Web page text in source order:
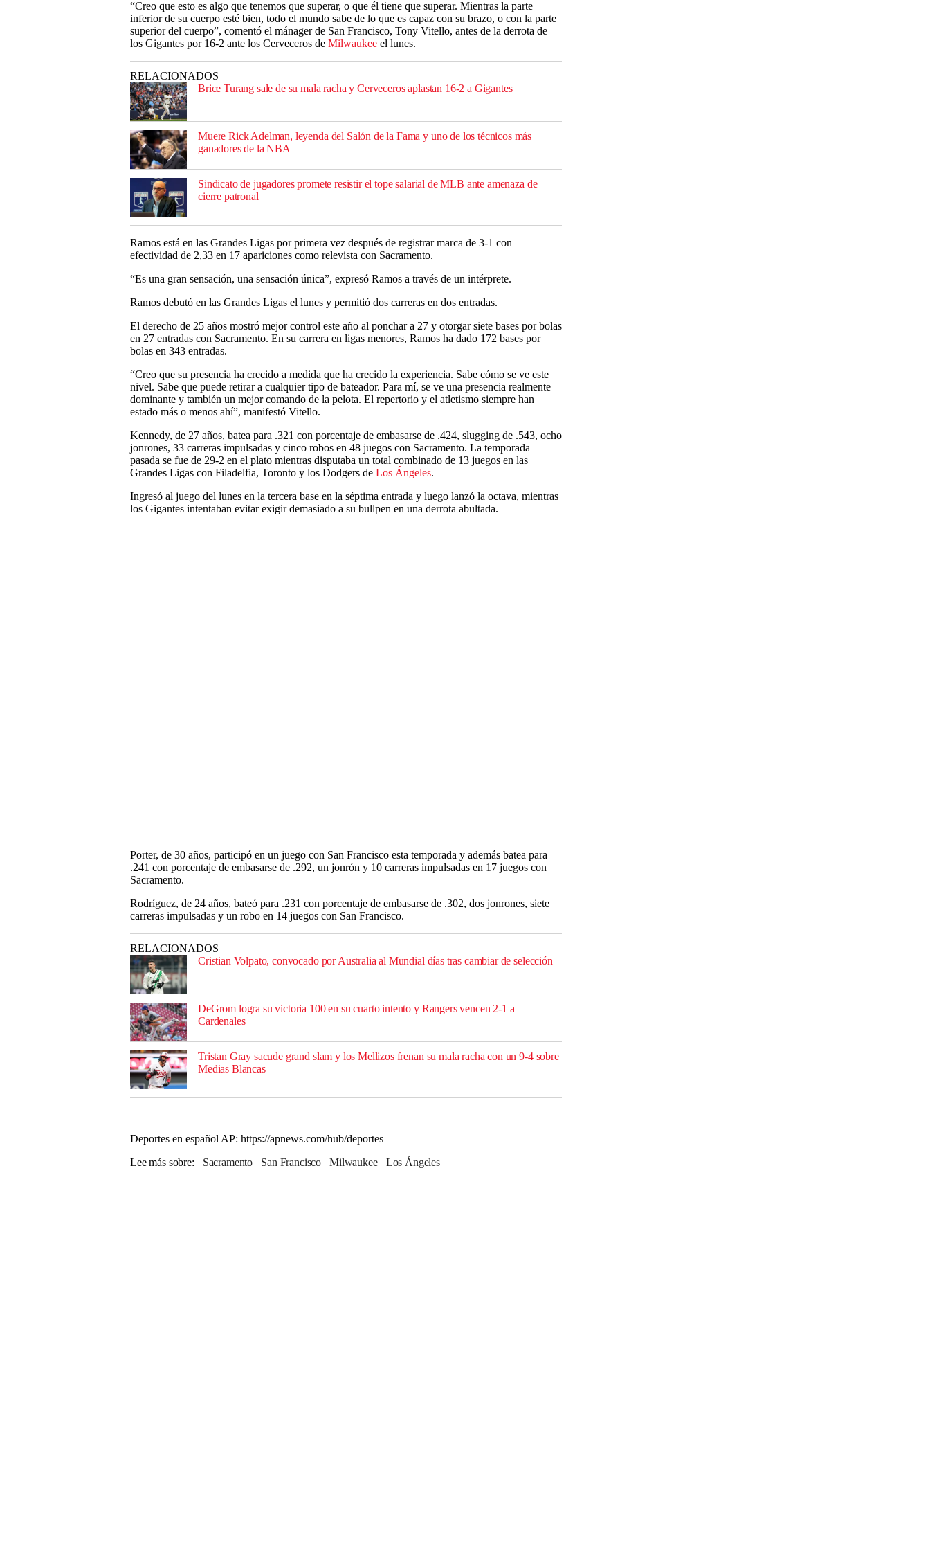
“Creo que esto es algo que tenemos que superar, o que él tiene que superar. Mientras la parte
inferior de su cuerpo esté bien, todo el mundo sabe de lo que es capaz con su brazo, o con la parte
superior del cuerpo”, comentó el mánager de San Francisco, Tony Vitello, antes de la derrota de
los Gigantes por 16-2 ante los Cerveceros de Milwaukee el lunes.
RELACIONADOS
Brice Turang sale de su mala racha y Cerveceros aplastan 16-2 a Gigantes
Muere Rick Adelman, leyenda del Salón de la Fama y uno de los técnicos más
ganadores de la NBA
Sindicato de jugadores promete resistir el tope salarial de MLB ante amenaza de
cierre patronal
Ramos está en las Grandes Ligas por primera vez después de registrar marca de 3-1 con
efectividad de 2,33 en 17 apariciones como relevista con Sacramento.
“Es una gran sensación, una sensación única”, expresó Ramos a través de un intérprete.
Ramos debutó en las Grandes Ligas el lunes y permitió dos carreras en dos entradas.
El derecho de 25 años mostró mejor control este año al ponchar a 27 y otorgar siete bases por bolas
en 27 entradas con Sacramento. En su carrera en ligas menores, Ramos ha dado 172 bases por
bolas en 343 entradas.
“Creo que su presencia ha crecido a medida que ha crecido la experiencia. Sabe cómo se ve este
nivel. Sabe que puede retirar a cualquier tipo de bateador. Para mí, se ve una presencia realmente
dominante y también un mejor comando de la pelota. El repertorio y el atletismo siempre han
estado más o menos ahí”, manifestó Vitello.
Kennedy, de 27 años, batea para .321 con porcentaje de embasarse de .424, slugging de .543, ocho
jonrones, 33 carreras impulsadas y cinco robos en 48 juegos con Sacramento. La temporada
pasada se fue de 29-2 en el plato mientras disputaba un total combinado de 13 juegos en las
Grandes Ligas con Filadelfia, Toronto y los Dodgers de Los Ángeles.
Ingresó al juego del lunes en la tercera base en la séptima entrada y luego lanzó la octava, mientras
los Gigantes intentaban evitar exigir demasiado a su bullpen en una derrota abultada.
Porter, de 30 años, participó en un juego con San Francisco esta temporada y además batea para
.241 con porcentaje de embasarse de .292, un jonrón y 10 carreras impulsadas en 17 juegos con
Sacramento.
Rodríguez, de 24 años, bateó para .231 con porcentaje de embasarse de .302, dos jonrones, siete
carreras impulsadas y un robo en 14 juegos con San Francisco.
RELACIONADOS
Cristian Volpato, convocado por Australia al Mundial días tras cambiar de selección
DeGrom logra su victoria 100 en su cuarto intento y Rangers vencen 2-1 a
Cardenales
Tristan Gray sacude grand slam y los Mellizos frenan su mala racha con un 9-4 sobre
Medias Blancas
Deportes en español AP: https://apnews.com/hub/deportes
Lee más sobre
Sacramento San Francisco Milwaukee Los Ángeles